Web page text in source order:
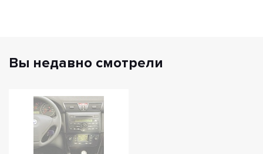
Вы недавно смотрели